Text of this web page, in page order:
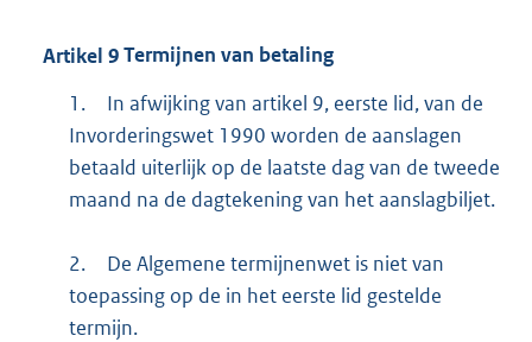
Artikel 9Termijnen van betaling
1.
In afwijking van artikel 9, eerste lid, van de
Invorderingswet 1990 worden de aanslagen
betaald uiterlijk op de laatste dag van de tweede
maand na de dagtekening van het aanslagbiljet.
2.
De Algemene termijnenwet is niet van
toepassing op de in het eerste lid gestelde
termijn.